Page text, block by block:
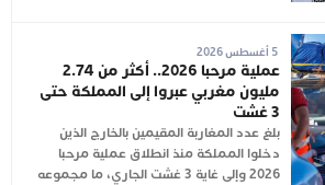
5 أغسطس 2026
عملية مرحبا 2026.. أكثر من 2.74
مليون مغربي عبروا إلى المملكة حتى
3 غشت
بلغ عدد المغاربة المقيمين بالخارج الذين
دخلوا المملكة منذ انطلاق عملية مرحبا
2026 وإلى غاية 3 غشت الجاري، ما مجموعه